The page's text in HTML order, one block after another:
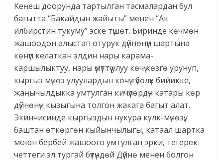
Кеңеш доорунда тартылган тасмалардан бул
багытта “Бакайдын жайыты” менен “Ак
илбирстин тукуму” эске түшөт. Биринде көчмөн
жашоодон алыстап отурук дүйнөнүн шартына
көнүп келаткан элдин нары карама-
каршылыктуу, нары үмүттүү улуу көчү көзгө урунуп,
кыргыз мүнөз улуулардын көчү түбөлүк бийикке,
жаңычылдыкка умтулган кичүүлөрдүн катары көр
дүйнөнүн кызыгына толгон жакага багыт алат.
Экинчисинде кыргыздын нукура кулк-мүнөзү,
баштан өткөргөн кыйынчылыгы, катаал шартка
моюн бербей жашоого умтулган эрки, тегерек-
четтеги эл тургай бүтүндөй Дүйнө менен болгон